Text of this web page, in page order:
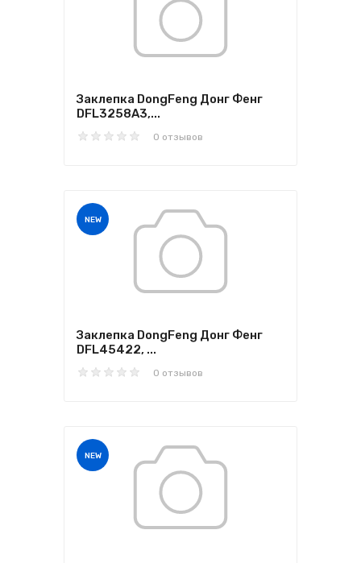
Заклепка DongFeng Донг Фенг
DFL3258A3,...
0 отзывов
NEW
Заклепка DongFeng Донг Фенг
DFL45422, ...
0 отзывов
NEW